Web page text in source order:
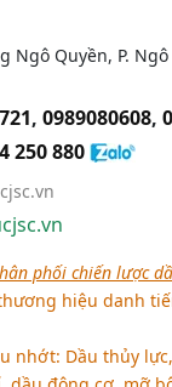
Ngô Quyền, P.
,0989080608,
250 880
phối chiến lược
hiệu danh
nhớt: Dầu thủy